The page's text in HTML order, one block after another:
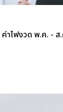
ค่าไฟงวด พ.ค. -